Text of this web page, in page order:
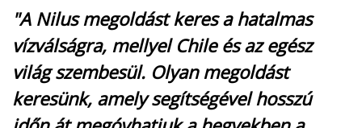
"A Nilus megoldást keres a hatalmas
vízválságra, mellyel Chile és az egész
világ szembesül. Olyan megoldást
keresünk, amely segítségével hosszú